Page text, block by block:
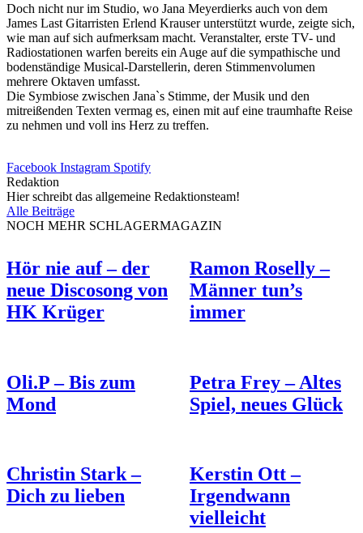
Doch nicht nur im Studio, wo Jana Meyerdierks auch von dem
James Last Gitarristen Erlend Krauser unterstützt wurde, zeigte sich,
wie man auf sich aufmerksam macht. Veranstalter, erste TV- und
Radiostationen warfen bereits ein Auge auf die sympathische und
bodenständige Musical-Darstellerin, deren Stimmenvolumen
mehrere Oktaven umfasst.
Die Symbiose zwischen Jana`s Stimme, der Musik und den
mitreißenden Texten vermag es, einen mit auf eine traumhafte Reise
zu nehmen und voll ins Herz zu treffen.
Facebook Instagram Spotify
Redaktion
Hier schreibt das allgemeine Redaktionsteam!
Alle Beiträge
NOCH MEHR SCHLAGERMAGAZIN
Hör nie auf – der
neue Discosong von
HK Krüger
Ramon Roselly –
Männer tun’s
immer
Oli.P – Bis zum
Mond
Petra Frey – Altes
Spiel, neues Glück
Christin Stark –
Dich zu lieben
Kerstin Ott –
Irgendwann
vielleicht